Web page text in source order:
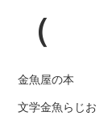
金魚屋の本
文学金魚らじお